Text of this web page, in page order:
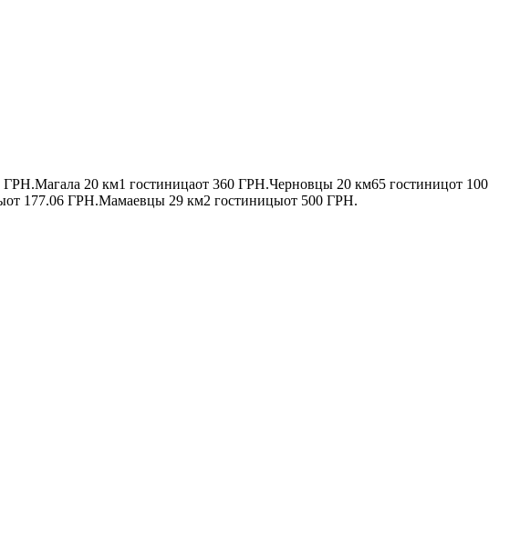
ГРН.Магала 20 км1 гостиницаот 360 ГРН.Черновцы 20 км65 гостиницот 100
от 177.06 ГРН.Мамаевцы 29 км2 гостиницыот 500 ГРН.